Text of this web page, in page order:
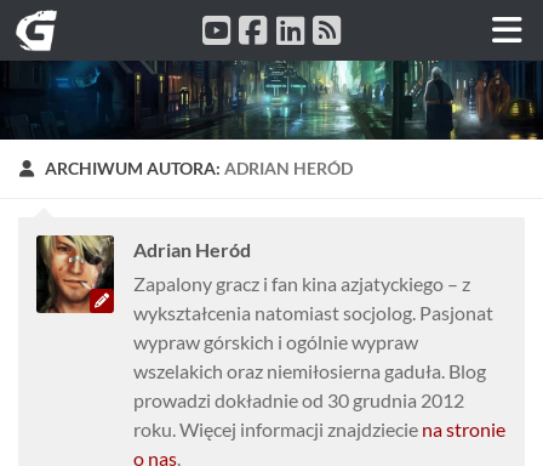
Przeskocz do treści
ARCHIWUM AUTORA: ADRIAN HERÓD
Adrian Heród
Zapalony gracz i fan kina azjatyckiego – z
wykształcenia natomiast socjolog. Pasjonat
wypraw górskich i ogólnie wypraw
wszelakich oraz niemiłosierna gaduła. Blog
prowadzi dokładnie od 30 grudnia 2012
roku. Więcej informacji znajdziecie na stronie
o nas